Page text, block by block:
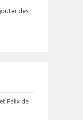
des
Félix de